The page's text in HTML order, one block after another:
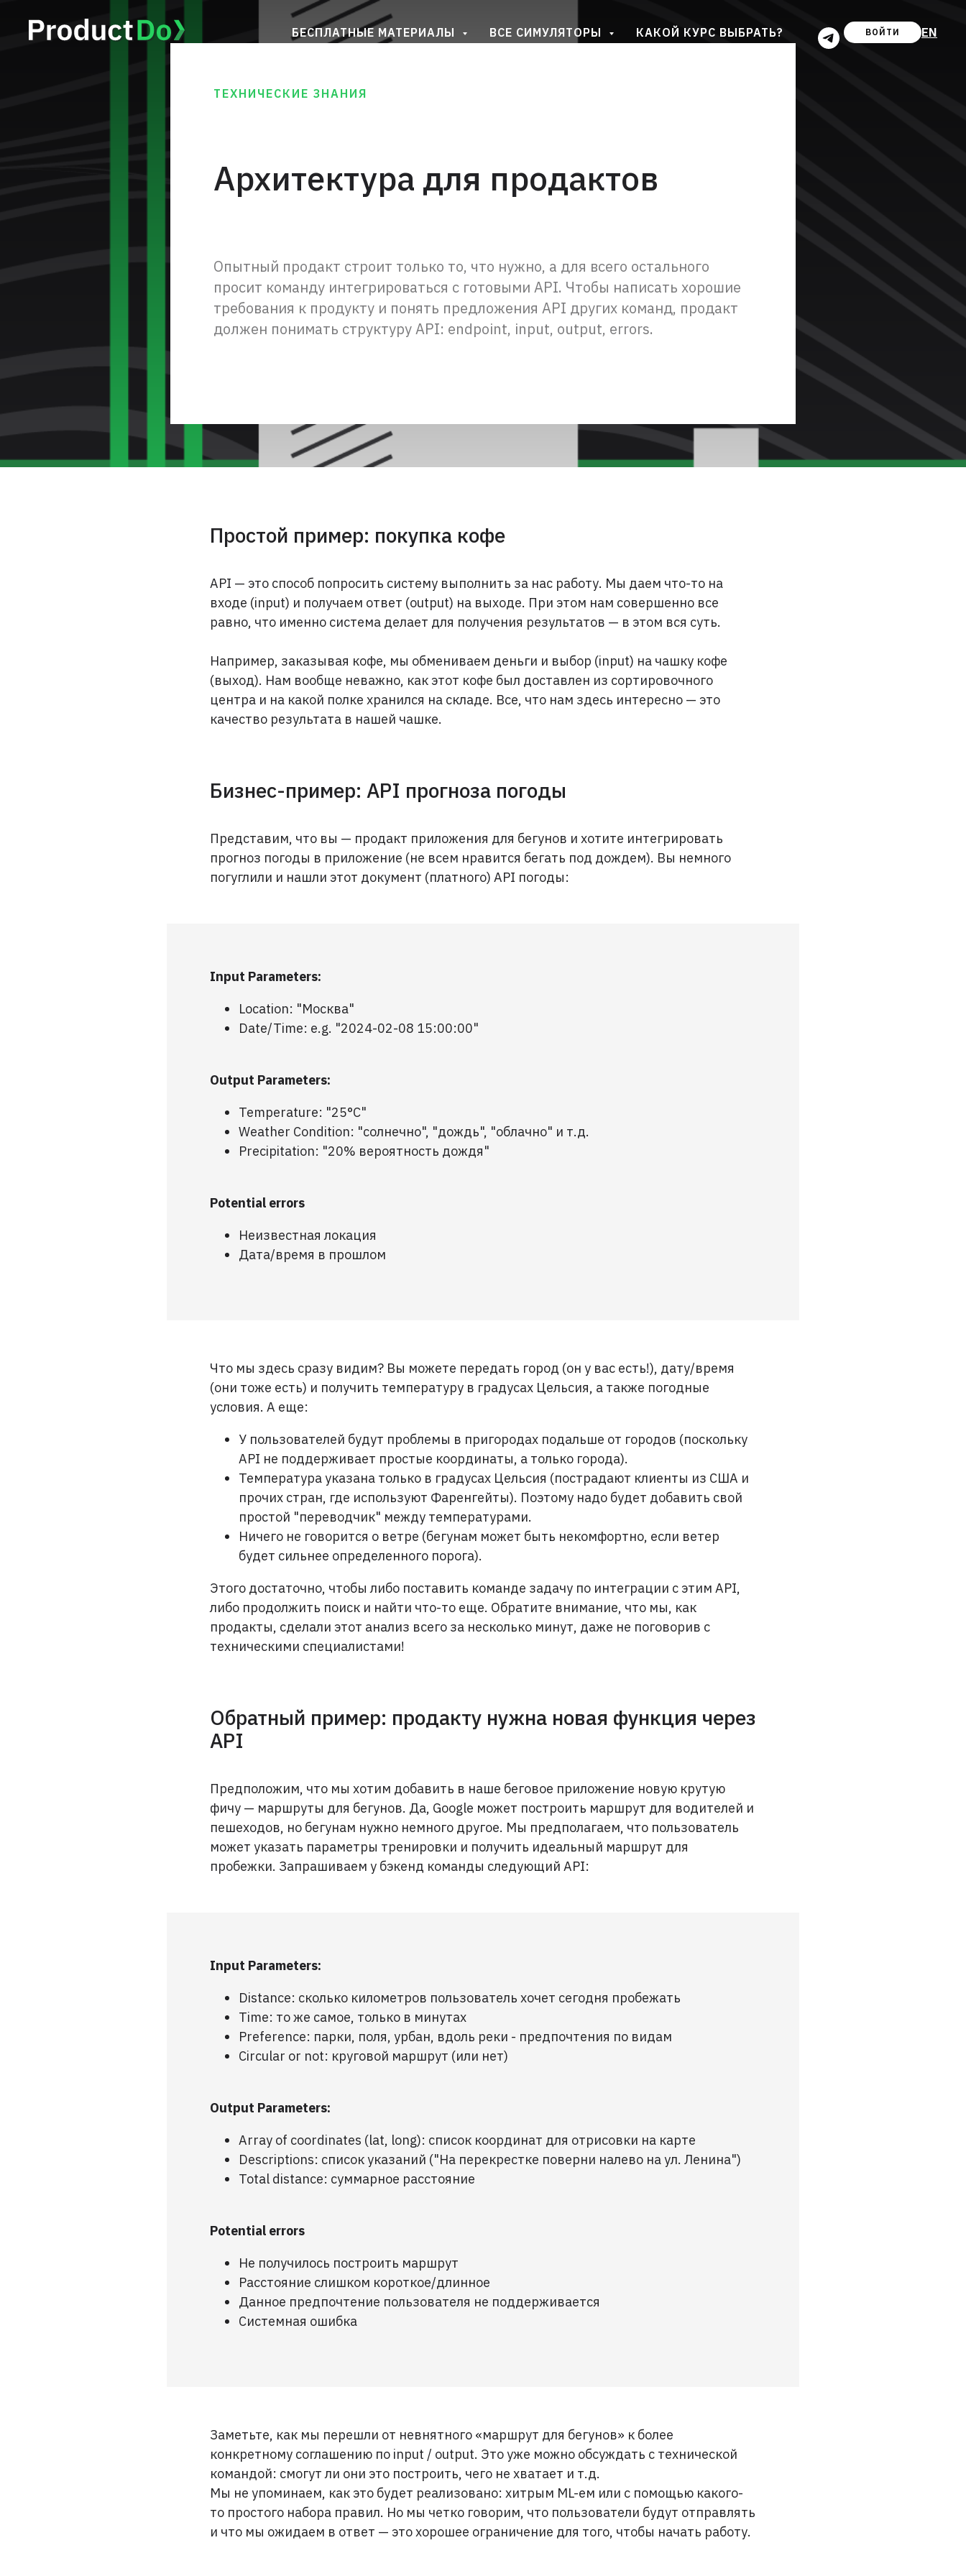
БЕСПЛАТНЫЕ МАТЕРИАЛЫ ВСЕ СИМУЛЯТОРЫ КАКОЙ КУРС ВЫБРАТЬ? ВОЙТИ EN
ТЕХНИЧЕСКИЕ ЗНАНИЯ
Архитектура для продактов
Опытный продакт строит только то, что нужно, а для всего остального
просит команду интегрироваться с готовыми API. Чтобы написать хорошие
требования к продукту и понять предложения API других команд, продакт
должен понимать структуру API: endpoint, input, output, errors.
Простой пример: покупка кофе
API — это способ попросить систему выполнить за нас работу. Мы даем что-то на
входе (input) и получаем ответ (output) на выходе. При этом нам совершенно все
равно, что именно система делает для получения результатов — в этом вся суть.
Например, заказывая кофе, мы обмениваем деньги и выбор (input) на чашку кофе
(выход). Нам вообще неважно, как этот кофе был доставлен из сортировочного
центра и на какой полке хранился на складе. Все, что нам здесь интересно — это
качество результата в нашей чашке.
Бизнес-пример: API прогноза погоды
Представим, что вы — продакт приложения для бегунов и хотите интегрировать
прогноз погоды в приложение (не всем нравится бегать под дождем). Вы немного
погуглили и нашли этот документ (платного) API погоды:
Input Parameters:
Location: "Москва"
Date/Time: e.g. "2024-02-08 15:00:00"
Output Parameters:
Temperature: "25°C"
Weather Condition: "солнечно", "дождь", "облачно" и т.д.
Precipitation: "20% вероятность дождя"
Potential errors
Неизвестная локация
Дата/время в прошлом
Что мы здесь сразу видим? Вы можете передать город (он у вас есть!), дату/время
(они тоже есть) и получить температуру в градусах Цельсия, а также погодные
условия. А еще:
У пользователей будут проблемы в пригородах подальше от городов (поскольку
API не поддерживает простые координаты, а только города).
Температура указана только в градусах Цельсия (пострадают клиенты из США и
прочих стран, где используют Фаренгейты). Поэтому надо будет добавить свой
простой "переводчик" между температурами.
Ничего не говорится о ветре (бегунам может быть некомфортно, если ветер
будет сильнее определенного порога).
Этого достаточно, чтобы либо поставить команде задачу по интеграции с этим API,
либо продолжить поиск и найти что-то еще. Обратите внимание, что мы, как
продакты, сделали этот анализ всего за несколько минут, даже не поговорив с
техническими специалистами!
Обратный пример: продакту нужна новая функция через
API
Предположим, что мы хотим добавить в наше беговое приложение новую крутую
фичу — маршруты для бегунов. Да, Google может построить маршрут для водителей и
пешеходов, но бегунам нужно немного другое. Мы предполагаем, что пользователь
может указать параметры тренировки и получить идеальный маршрут для
пробежки. Запрашиваем у бэкенд команды следующий API:
Input Parameters:
Distance: сколько километров пользователь хочет сегодня пробежать
Time: то же самое, только в минутах
Preference: парки, поля, урбан, вдоль реки - предпочтения по видам
Circular or not: круговой маршрут (или нет)
Output Parameters:
Array of coordinates (lat, long): список координат для отрисовки на карте
Descriptions: список указаний ("На перекрестке поверни налево на ул. Ленина")
Total distance: суммарное расстояние
Potential errors
Не получилось построить маршрут
Расстояние слишком короткое/длинное
Данное предпочтение пользователя не поддерживается
Системная ошибка
Заметьте, как мы перешли от невнятного «маршрут для бегунов» к более
конкретному соглашению по input / output. Это уже можно обсуждать с технической
командой: смогут ли они это построить, чего не хватает и т.д.
Мы не упоминаем, как это будет реализовано: хитрым ML-ем или с помощью какого-
то простого набора правил. Но мы четко говорим, что пользователи будут отправлять
и что мы ожидаем в ответ — это хорошее ограничение для того, чтобы начать работу.